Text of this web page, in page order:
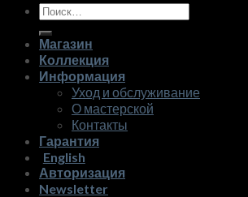
Искать:
Магазин
Коллекция
Информация
Уход и обслуживание
О мастерской
Контакты
Гарантия
English
Авторизация
Newsletter